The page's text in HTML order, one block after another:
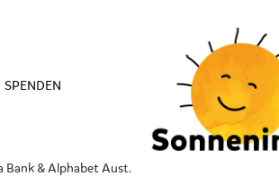
SPENDEN
& Alphabet Austria Fuhrparkmanagement